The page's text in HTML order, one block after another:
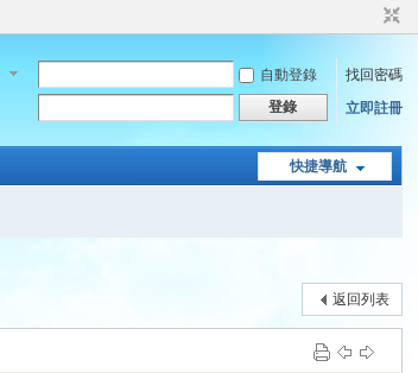
自動登錄
找回密碼
登錄 立即註冊
快捷導航
返回列表